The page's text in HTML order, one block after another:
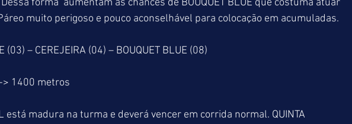
forma  aumentam as chances de BOUQUET BLUE que costuma atuar
muito perigoso e pouco aconselhável para colocação em acumuladas.
(03) – CEREJEIRA (04) – BOUQUET BLUE (08)
> 1400 metros
está madura na turma e deverá vencer em corrida normal. QUINTA